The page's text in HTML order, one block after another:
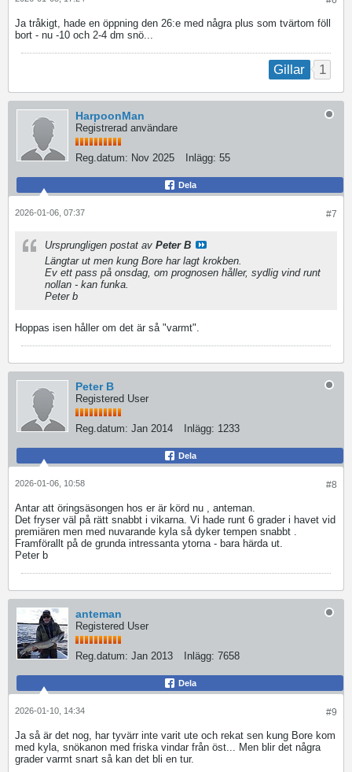
Ja tråkigt, hade en öppning den 26:e med några plus som tvärtom föll
bort - nu -10 och 2-4 dm snö...
Gillar 1
HarpoonMan
Registrerad användare
Reg.datum: Nov 2025 Inlägg: 55
Dela
#7
2026-01-06, 07:37
Ursprungligen postat av Peter B
Längtar ut men kung Bore har lagt krokben.
Ev ett pass på onsdag, om prognosen håller, sydlig vind runt
nollan - kan funka.
Peter b
Hoppas isen håller om det är så "varmt".
Peter B
Registered User
Reg.datum: Jan 2014 Inlägg: 1233
Dela
#8
2026-01-06, 10:58
Antar att öringsäsongen hos er är körd nu , anteman.
Det fryser väl på rätt snabbt i vikarna. Vi hade runt 6 grader i havet vid
premiären men med nuvarande kyla så dyker tempen snabbt .
Framförallt på de grunda intressanta ytorna - bara härda ut.
Peter b
anteman
Registered User
Reg.datum: Jan 2013 Inlägg: 7658
Dela
#9
2026-01-10, 14:34
Ja så är det nog, har tyvärr inte varit ute och rekat sen kung Bore kom
med kyla, snökanon med friska vindar från öst... Men blir det några
grader varmt snart så kan det bli en tur.